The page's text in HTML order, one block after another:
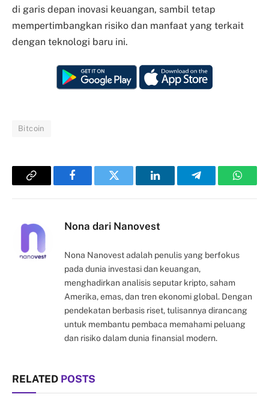
di garis depan inovasi keuangan, sambil tetap
mempertimbangkan risiko dan manfaat yang terkait
dengan teknologi baru ini.​
Bitcoin
Copy
FacebookTwitter LinkedInTelegram
Nona dari Nanovest
Nona Nanovest adalah penulis yang berfokus
pada dunia investasi dan keuangan,
menghadirkan analisis seputar kripto, saham
Amerika, emas, dan tren ekonomi global. Dengan
pendekatan berbasis riset, tulisannya dirancang
untuk membantu pembaca memahami peluang
dan risiko dalam dunia finansial modern.
RELATED POSTS